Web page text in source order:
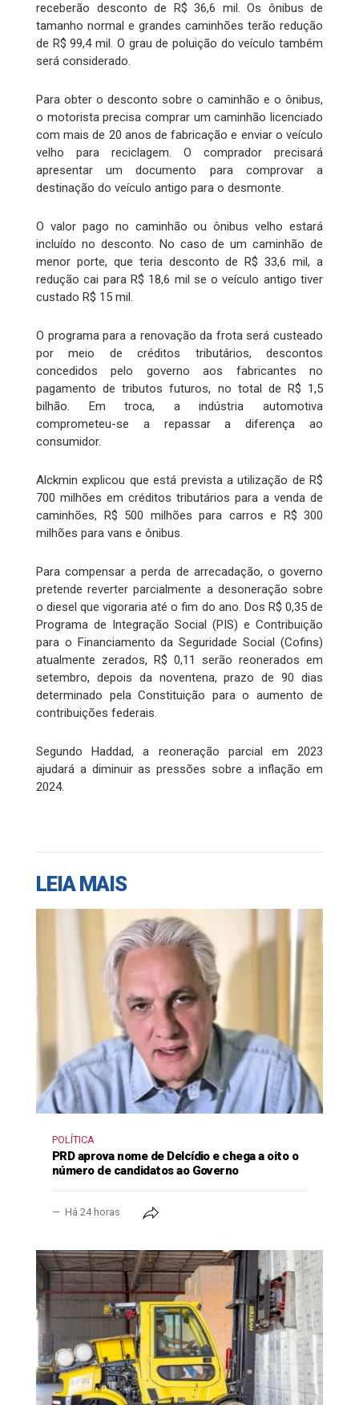
receberão desconto de R$ 36,6 mil. Os ônibus de
tamanho normal e grandes caminhões terão redução
de R$ 99,4 mil. O grau de poluição do veículo também
será considerado.
Para obter o desconto sobre o caminhão e o ônibus,
o motorista precisa comprar um caminhão licenciado
com mais de 20 anos de fabricação e enviar o veículo
velho para reciclagem. O comprador precisará
apresentar um documento para comprovar a
destinação do veículo antigo para o desmonte.
O valor pago no caminhão ou ônibus velho estará
incluído no desconto. No caso de um caminhão de
menor porte, que teria desconto de R$ 33,6 mil, a
redução cai para R$ 18,6 mil se o veículo antigo tiver
custado R$ 15 mil.
O programa para a renovação da frota será custeado
por meio de créditos tributários, descontos
concedidos pelo governo aos fabricantes no
pagamento de tributos futuros, no total de R$ 1,5
bilhão. Em troca, a indústria automotiva
comprometeu-se a repassar a diferença ao
consumidor.
Alckmin explicou que está prevista a utilização de R$
700 milhões em créditos tributários para a venda de
caminhões, R$ 500 milhões para carros e R$ 300
milhões para vans e ônibus.
Para compensar a perda de arrecadação, o governo
pretende reverter parcialmente a desoneração sobre
o diesel que vigoraria até o fim do ano. Dos R$ 0,35 de
Programa de Integração Social (PIS) e Contribuição
para o Financiamento da Seguridade Social (Cofins)
atualmente zerados, R$ 0,11 serão reonerados em
setembro, depois da noventena, prazo de 90 dias
determinado pela Constituição para o aumento de
contribuições federais.
Segundo Haddad, a reoneração parcial em 2023
ajudará a diminuir as pressões sobre a inflação em
2024.
LEIA MAIS
POLÍTICA
PRD aprova nome de Delcídio e chega a oito o
número de candidatos ao Governo
Há 24 horas